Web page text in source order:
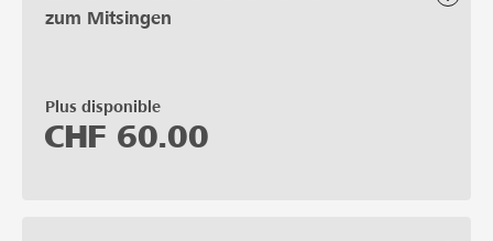
zum Mitsingen
Plus disponible
CHF 60.00